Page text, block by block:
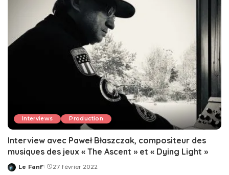
Interviews Production
Interview avec ‎Paweł Błaszczak, compositeur des
musiques des jeux « The Ascent » et « Dying Light »
Posted
Le Fanf' 27 février 2022